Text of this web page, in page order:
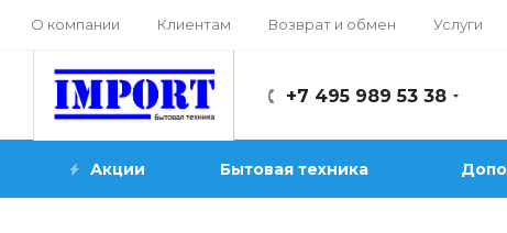
О компании Клиентам Возврат и обмен Услуги
+7 495 989 53 38
Акции Бытовая техника